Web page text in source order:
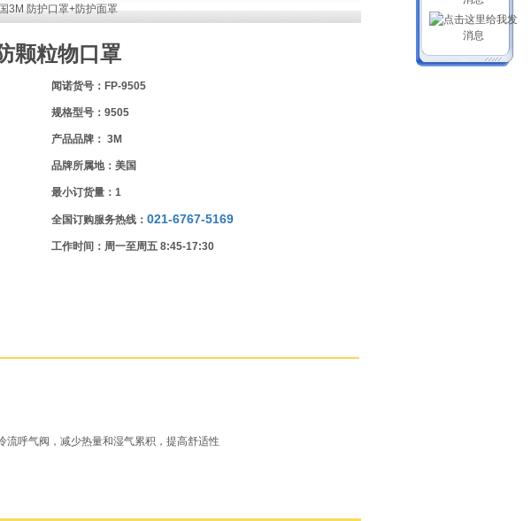
3M 防护口罩+防护面罩
颗粒物口罩
闻诺货号：FP-9505
规格型号：9505
产品品牌： 3M
品牌所属地：美国
最小订货量：1
全国订购服务热线： 021-6767-5169
工作时间：周一至周五 8:45-17:30
呼气阀，减少热量和湿气累积，提高舒适性